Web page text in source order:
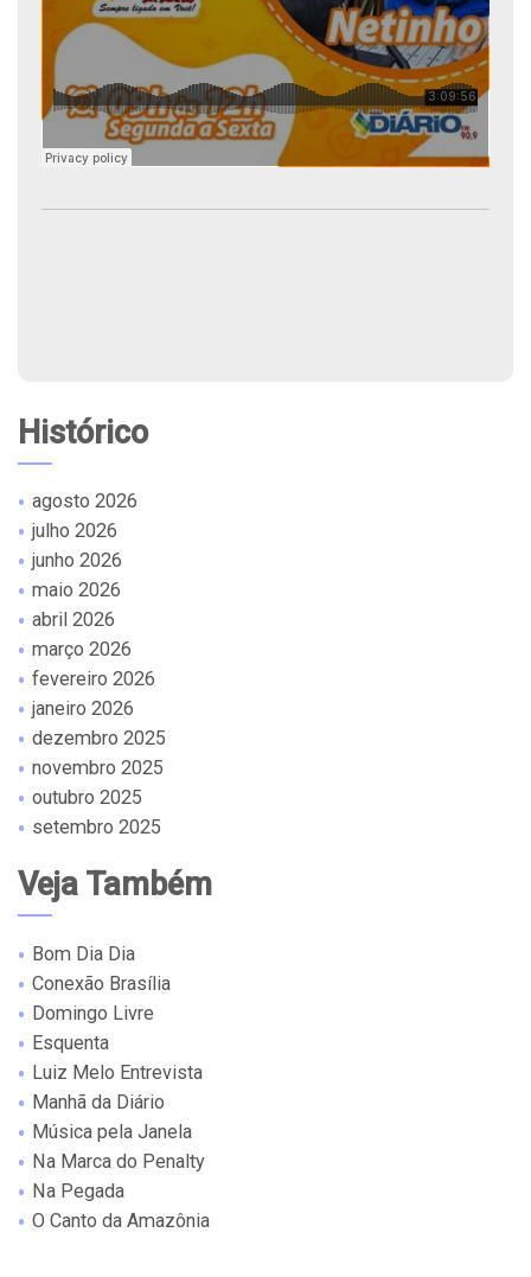
Histórico
agosto 2026
julho 2026
junho 2026
maio 2026
abril 2026
março 2026
fevereiro 2026
janeiro 2026
dezembro 2025
novembro 2025
outubro 2025
setembro 2025
Veja Também
Bom Dia Dia
Conexão Brasília
Domingo Livre
Esquenta
Luiz Melo Entrevista
Manhã da Diário
Música pela Janela
Na Marca do Penalty
Na Pegada
O Canto da Amazônia